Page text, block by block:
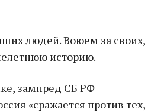
людей. Воюем за своих,
историю.
зампред СБ РФ
«сражается против тех,